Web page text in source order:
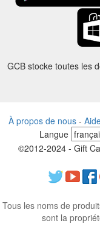
GCB stocke toutes les
À propos de nous -
Langue
©2012-2024 - Gift
Tous les noms de
sont la